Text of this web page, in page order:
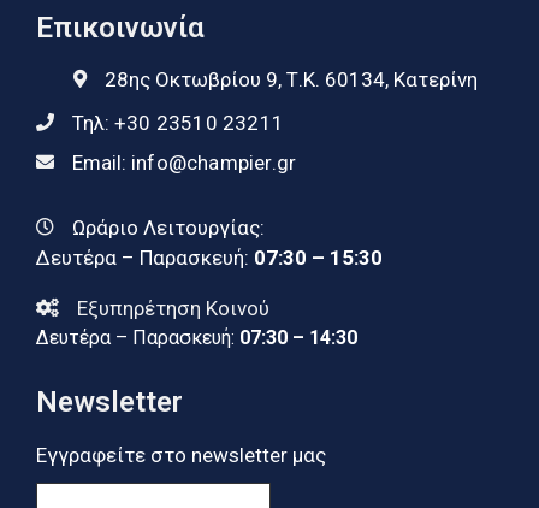
Επικοινωνία
28ης Οκτωβρίου 9, Τ.Κ. 60134, Κατερίνη
Τηλ: +30 23510 23211
Email: info@champier.gr
Ωράριο Λειτουργίας:
Δευτέρα – Παρασκευή: 07:30 – 15:30
Εξυπηρέτηση Κοινού
Δευτέρα – Παρασκευή: 07:30 – 14:30
Newsletter
Εγγραφείτε στο newsletter μας